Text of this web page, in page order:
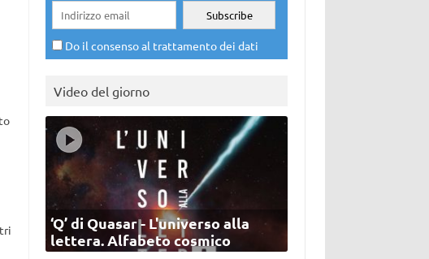
Do il consenso al trattamento dei dati
Video del giorno
‘Q’ di Quasar - L'universo alla
lettera. Alfabeto cosmico